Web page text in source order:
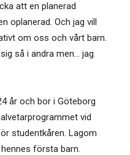
att en planerad
oplanerad. Och jag vill
om oss och vårt barn.
så i andra men… jag
år och bor i Göteborg
vid
studentkåren. Lagom
första barn.